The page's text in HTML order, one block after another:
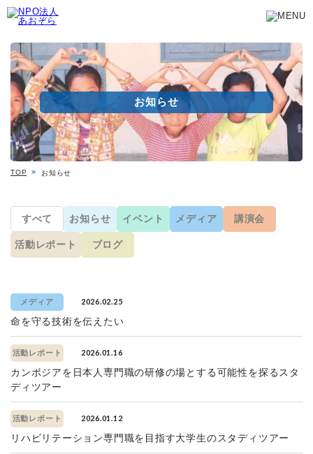
お知らせ
TOP お知らせ
すべて お知らせ イベント メディア 講演会
活動レポート ブログ
メディア 2026.02.25
命を守る技術を伝えたい
活動レポート 2026.01.16
カンボジアを日本人専門職の研修の場とする可能性を探るスタ
ディツアー
活動レポート 2026.01.12
リハビリテーション専門職を目指す大学生のスタディツアー